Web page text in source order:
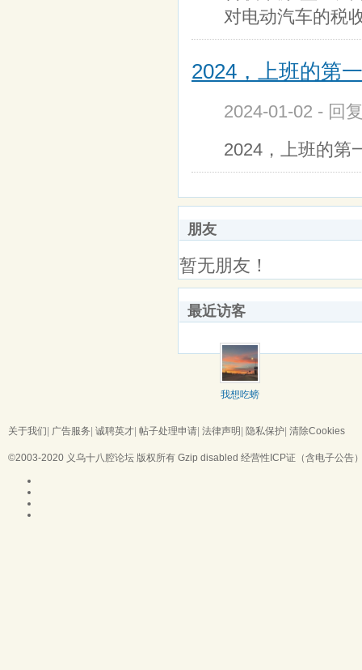
对电动汽车的税
2024，上班的第
2024-01-02 - 回
2024，上班的第
朋友
暂无朋友！
最近访客
我想吃螃
关于我们| 广告服务| 诚聘英才| 帖子处理申请| 法律声明| 隐私保护| 清除Cookies
©2003-2020 义乌十八腔论坛 版权所有 Gzip disabled 经营性ICP证（含电子公告